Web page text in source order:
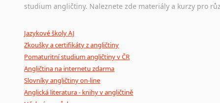
Ostatní pomůcky pro překladatele
poradny a pravidla
studium angličtiny. Naleznete zde materiály a kurzy pro
Jazykové školy AJ
Zkoušky a certifikáty z angličtiny
Pomaturitní studium angličtiny v ČR
Angličtina na internetu zdarma
Slovníky angličtiny on-line
Anglická literatura - knihy v angličtině